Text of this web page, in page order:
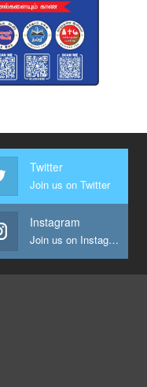
Twitter
Join us on Twitter
Instagram
Join us on Instagram